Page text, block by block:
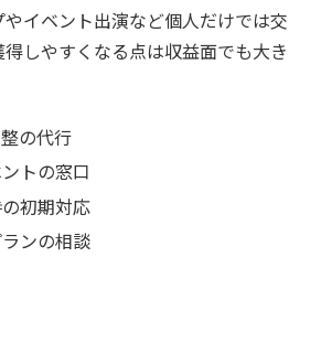
イベント出演など個人だけでは交
しやすくなる点は収益面でも大き
の代行
トの窓口
初期対応
ンの相談